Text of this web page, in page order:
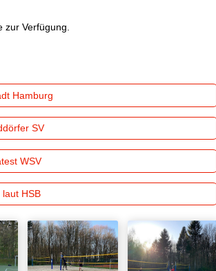
Verfügung.
Hamburg
SV
WSV
HSB